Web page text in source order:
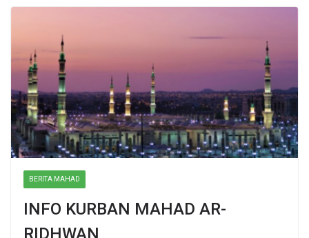
BERITA MAHAD
INFO KURBAN MAHAD AR-
RIDHWAN